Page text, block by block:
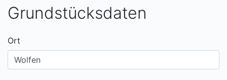
Grundstücksdaten
Ort